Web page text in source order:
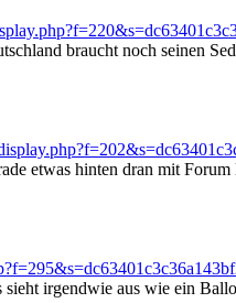
braucht noch seinen
etwas hinten dran mit Forum
sieht irgendwie aus wie ein